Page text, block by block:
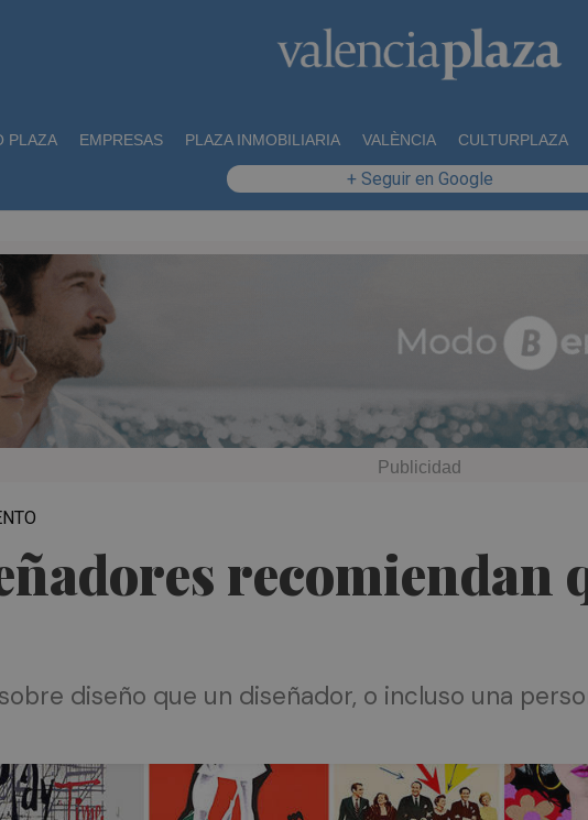
PLAZA EMPRESAS PLAZA INMOBILIARIA VALÈNCIA CULTURPLAZA
+ Seguir en Google
recomiendan
diseño que un diseñador, o incluso una